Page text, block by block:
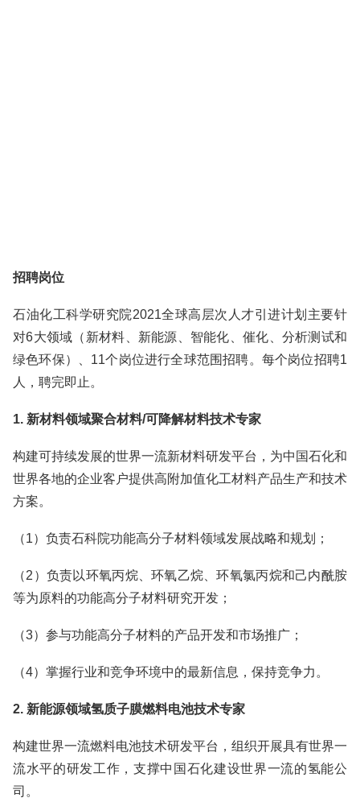
招聘岗位
石油化工科学研究院2021全球高层次人才引进计划主要针
对6大领域（新材料、新能源、智能化、催化、分析测试和
绿色环保）、11个岗位进行全球范围招聘。每个岗位招聘1
人，聘完即止。
1. 新材料领域聚合材料/可降解材料技术专家
构建可持续发展的世界一流新材料研发平台，为中国石化和
世界各地的企业客户提供高附加值化工材料产品生产和技术
方案。
（1）负责石科院功能高分子材料领域发展战略和规划；
（2）负责以环氧丙烷、环氧乙烷、环氧氯丙烷和己内酰胺
等为原料的功能高分子材料研究开发；
（3）参与功能高分子材料的产品开发和市场推广；
（4）掌握行业和竞争环境中的最新信息，保持竞争力。
2. 新能源领域氢质子膜燃料电池技术专家
构建世界一流燃料电池技术研发平台，组织开展具有世界一
流水平的研发工作，支撑中国石化建设世界一流的氢能公
司。